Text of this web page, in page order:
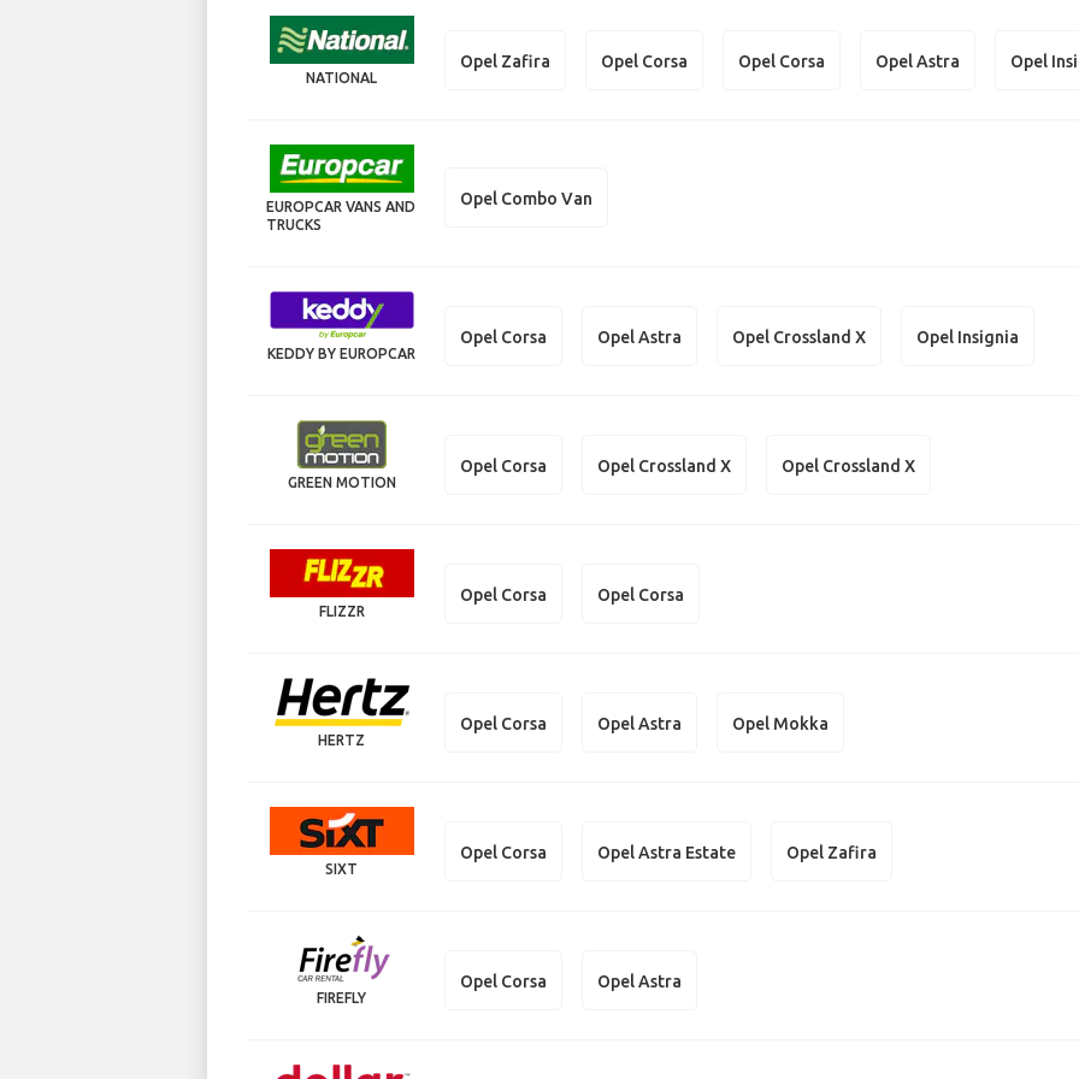
NATIONAL
Opel Zafira Opel Corsa Opel Corsa Opel Astra Opel
EUROPCAR VANS AND
TRUCKS
Opel Combo Van
KEDDY BY EUROPCAR
Opel Corsa Opel Astra Opel Crossland X Opel Insignia
GREEN MOTION
Opel Corsa Opel Crossland X Opel Crossland X
FLIZZR
Opel Corsa Opel Corsa
HERTZ
Opel Corsa Opel Astra Opel Mokka
SIXT
Opel Corsa Opel Astra Estate Opel Zafira
FIREFLY
Opel Corsa Opel Astra